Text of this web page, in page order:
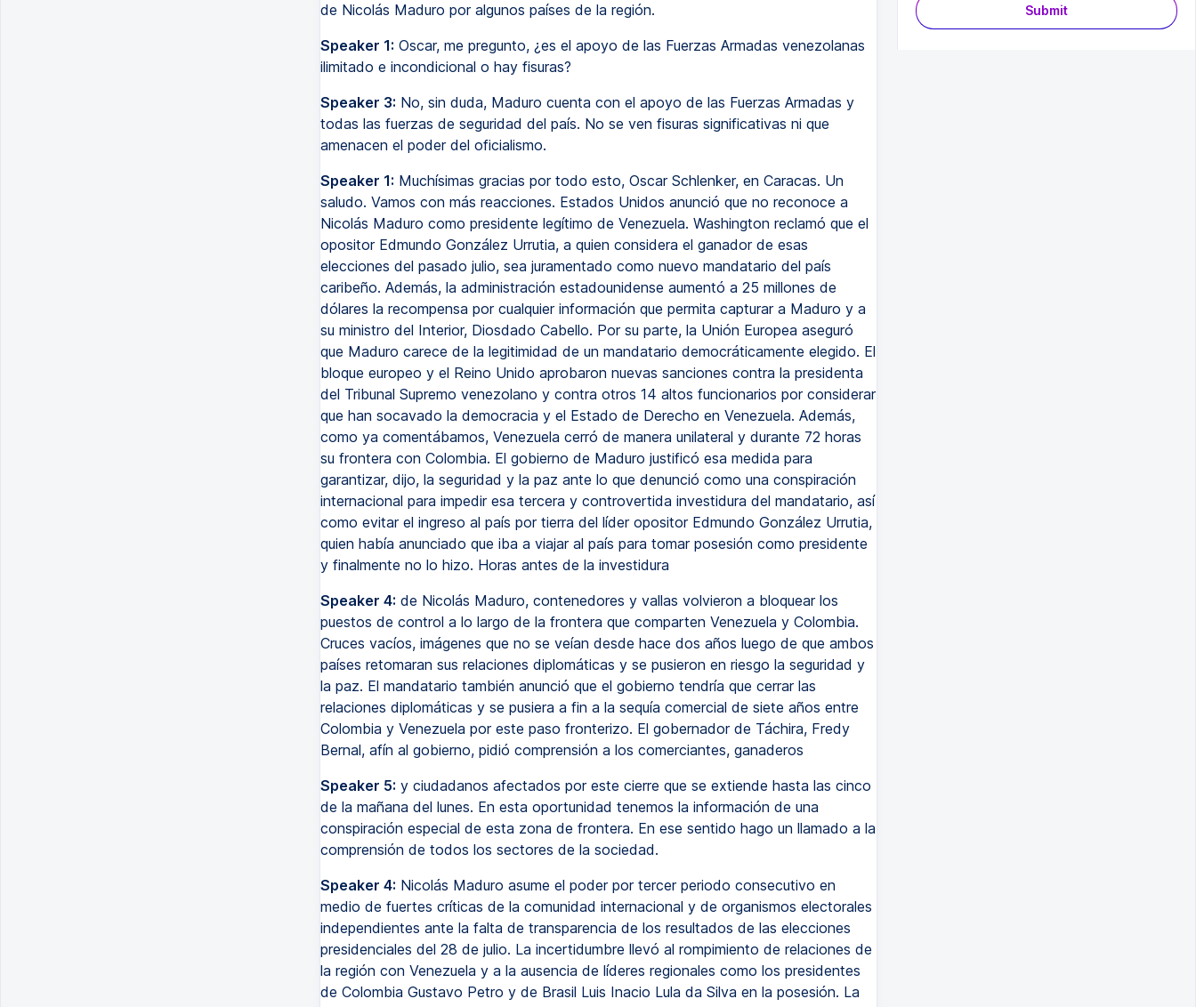
de Nicolás Maduro por algunos países de la región.
Speaker 1: Oscar, me pregunto, ¿es el apoyo de las Fuerzas Armadas venezolanas
ilimitado e incondicional o hay fisuras?
Speaker 3: No, sin duda, Maduro cuenta con el apoyo de las Fuerzas Armadas y
todas las fuerzas de seguridad del país. No se ven fisuras significativas ni que
amenacen el poder del oficialismo.
Speaker 1: Muchísimas gracias por todo esto, Oscar Schlenker, en Caracas. Un
saludo. Vamos con más reacciones. Estados Unidos anunció que no reconoce a
Nicolás Maduro como presidente legítimo de Venezuela. Washington reclamó que el
opositor Edmundo González Urrutia, a quien considera el ganador de esas
elecciones del pasado julio, sea juramentado como nuevo mandatario del país
caribeño. Además, la administración estadounidense aumentó a 25 millones de
dólares la recompensa por cualquier información que permita capturar a Maduro y a
su ministro del Interior, Diosdado Cabello. Por su parte, la Unión Europea aseguró
que Maduro carece de la legitimidad de un mandatario democráticamente elegido. El
bloque europeo y el Reino Unido aprobaron nuevas sanciones contra la presidenta
del Tribunal Supremo venezolano y contra otros 14 altos funcionarios por considerar
que han socavado la democracia y el Estado de Derecho en Venezuela. Además,
como ya comentábamos, Venezuela cerró de manera unilateral y durante 72 horas
su frontera con Colombia. El gobierno de Maduro justificó esa medida para
garantizar, dijo, la seguridad y la paz ante lo que denunció como una conspiración
internacional para impedir esa tercera y controvertida investidura del mandatario, así
como evitar el ingreso al país por tierra del líder opositor Edmundo González Urrutia,
quien había anunciado que iba a viajar al país para tomar posesión como presidente
y finalmente no lo hizo. Horas antes de la investidura
Speaker 4: de Nicolás Maduro, contenedores y vallas volvieron a bloquear los
puestos de control a lo largo de la frontera que comparten Venezuela y Colombia.
Cruces vacíos, imágenes que no se veían desde hace dos años luego de que ambos
países retomaran sus relaciones diplomáticas y se pusieron en riesgo la seguridad y
la paz. El mandatario también anunció que el gobierno tendría que cerrar las
relaciones diplomáticas y se pusiera a fin a la sequía comercial de siete años entre
Colombia y Venezuela por este paso fronterizo. El gobernador de Táchira, Fredy
Bernal, afín al gobierno, pidió comprensión a los comerciantes, ganaderos
Speaker 5: y ciudadanos afectados por este cierre que se extiende hasta las cinco
de la mañana del lunes. En esta oportunidad tenemos la información de una
conspiración especial de esta zona de frontera. En ese sentido hago un llamado a la
comprensión de todos los sectores de la sociedad.
Speaker 4: Nicolás Maduro asume el poder por tercer periodo consecutivo en
medio de fuertes críticas de la comunidad internacional y de organismos electorales
independientes ante la falta de transparencia de los resultados de las elecciones
presidenciales del 28 de julio. La incertidumbre llevó al rompimiento de relaciones de
la región con Venezuela y a la ausencia de líderes regionales como los presidentes
de Colombia Gustavo Petro y de Brasil Luis Inacio Lula da Silva en la posesión. La
Submit